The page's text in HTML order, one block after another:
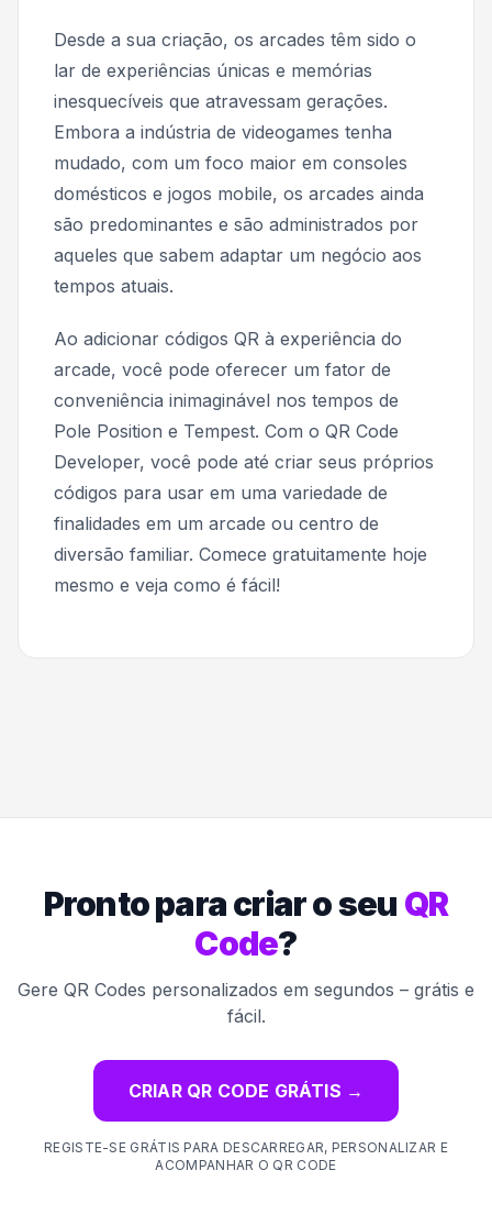
Desde a sua criação, os arcades têm sido o
lar de experiências únicas e memórias
inesquecíveis que atravessam gerações.
Embora a indústria de videogames tenha
mudado, com um foco maior em consoles
domésticos e jogos mobile, os arcades ainda
são predominantes e são administrados por
aqueles que sabem adaptar um negócio aos
tempos atuais.
Ao adicionar códigos QR à experiência do
arcade, você pode oferecer um fator de
conveniência inimaginável nos tempos de
Pole Position e Tempest. Com o QR Code
Developer, você pode até criar seus próprios
códigos para usar em uma variedade de
finalidades em um arcade ou centro de
diversão familiar. Comece gratuitamente hoje
mesmo e veja como é fácil!
Pronto para criar o seu QR
Code?
Gere QR Codes personalizados em segundos – grátis e
fácil.
CRIAR QR CODE GRÁTIS →
REGISTE-SE GRÁTIS PARA DESCARREGAR, PERSONALIZAR E
ACOMPANHAR O QR CODE